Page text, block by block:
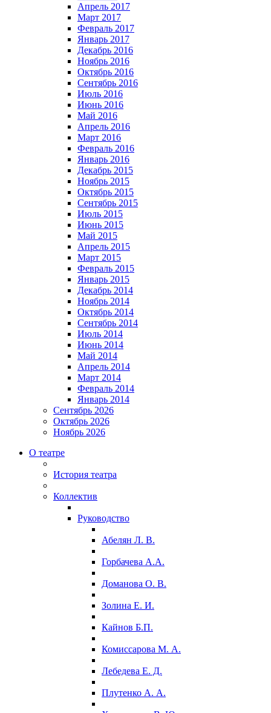
Апрель 2017
Март 2017
Февраль 2017
Январь 2017
Декабрь 2016
Ноябрь 2016
Октябрь 2016
Сентябрь 2016
Июль 2016
Июнь 2016
Май 2016
Апрель 2016
Март 2016
Февраль 2016
Январь 2016
Декабрь 2015
Ноябрь 2015
Октябрь 2015
Сентябрь 2015
Июль 2015
Июнь 2015
Май 2015
Апрель 2015
Март 2015
Февраль 2015
Январь 2015
Декабрь 2014
Ноябрь 2014
Октябрь 2014
Сентябрь 2014
Июль 2014
Июнь 2014
Май 2014
Апрель 2014
Март 2014
Февраль 2014
Январь 2014
Сентябрь 2026
Октябрь 2026
Ноябрь 2026
О театре
История театра
Коллектив
Руководство
Абелян Л. В.
Горбачева А.А.
Доманова О. В.
Золина Е. И.
Кайнов Б.П.
Комиссарова М. А.
Лебедева Е. Д.
Плутенко А. А.